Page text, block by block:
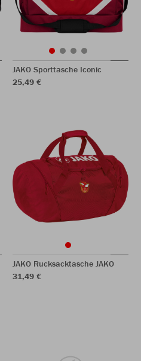
JAKO Sporttasche Iconic
25,49 €
JAKO Rucksacktasche JAKO
31,49 €